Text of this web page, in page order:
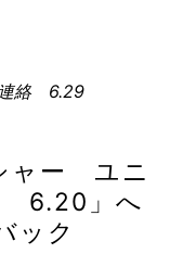
絡 6.29
ャー ユニ
6.20 」へ
ック